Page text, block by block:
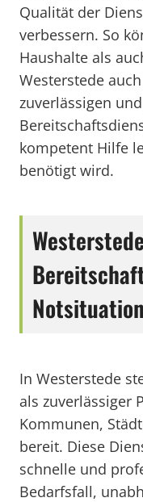
Qualität der
verbessern. So
Haushalte als
Westerstede
zuverlässigen
kompetent Hilfe
benötigt wird.
In Westerstede
als zuverlässiger
Kommunen,
bereit. Diese
schnelle und
Bedarfsfall,